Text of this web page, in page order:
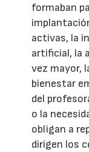
formaban
activas, la
artificial, la
vez mayor,
bienestar
del
o la
obligan a
dirigen los